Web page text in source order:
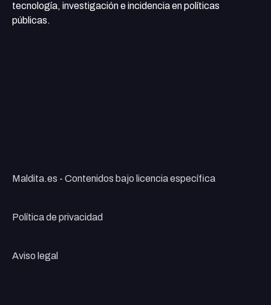
tecnología, investigación e incidencia en políticas
públicas.
Maldita.es - Contenidos bajo licencia específica
Política de privacidad
Aviso legal